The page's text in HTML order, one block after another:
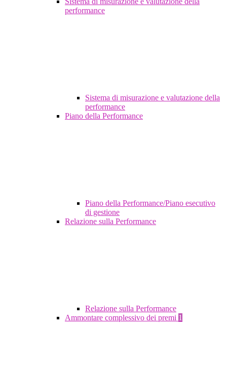
performance
Sistema di misurazione e valutazione della
performance
Piano della Performance
Piano della Performance/Piano esecutivo
di gestione
Relazione sulla Performance
Relazione sulla Performance
Ammontare complessivo dei premi 1